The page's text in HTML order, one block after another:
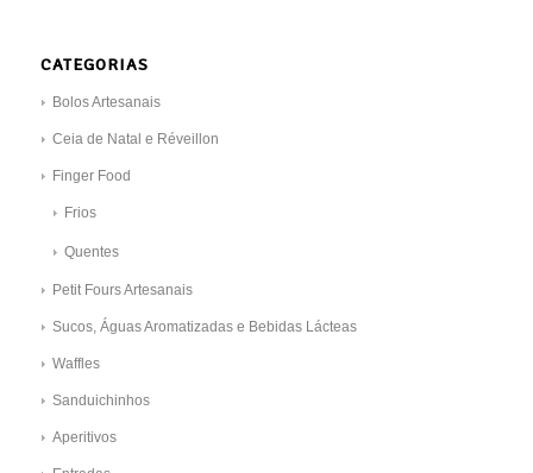
CATEGORIAS
Bolos Artesanais
Ceia de Natal e Réveillon
Finger Food
Frios
Quentes
Petit Fours Artesanais
Sucos, Águas Aromatizadas e Bebidas Lácteas
Waffles
Sanduichinhos
Aperitivos